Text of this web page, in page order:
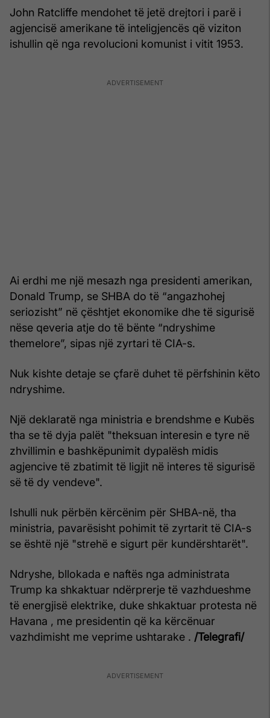
John Ratcliffe mendohet të jetë drejtori i parë i
agjencisë amerikane të inteligjencës që viziton
ishullin që nga revolucioni komunist i vitit 1953.
Ai erdhi me një mesazh nga presidenti amerikan,
Donald Trump, se SHBA do të “angazhohej
seriozisht” në çështjet ekonomike dhe të sigurisë
nëse qeveria atje do të bënte “ndryshime
themelore”, sipas një zyrtari të CIA-s.
Nuk kishte detaje se çfarë duhet të përfshinin këto
ndryshime.
Një deklaratë nga ministria e brendshme e Kubës
tha se të dyja palët "theksuan interesin e tyre në
zhvillimin e bashkëpunimit dypalësh midis
agjencive të zbatimit të ligjit në interes të sigurisë
së të dy vendeve".
Ishulli nuk përbën kërcënim për SHBA-në, tha
ministria, pavarësisht pohimit të zyrtarit të CIA-s
se është një "strehë e sigurt për kundërshtarët".
Ndryshe, bllokada e naftës nga administrata
Trump ka shkaktuar ndërprerje të vazhdueshme
të energjisë elektrike, duke shkaktuar protesta në
Havana , me presidentin që ka kërcënuar
vazhdimisht me veprime ushtarake . /Telegrafi/